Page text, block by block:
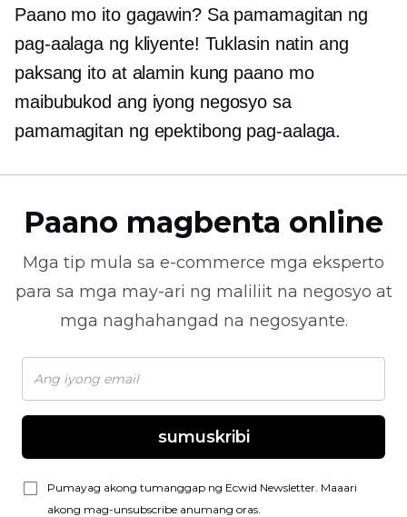
Paano mo ito gagawin? Sa pamamagitan ng
pag-aalaga ng kliyente! Tuklasin natin ang
paksang ito at alamin kung paano mo
maibubukod ang iyong negosyo sa
pamamagitan ng epektibong pag-aalaga.
Paano magbenta online
Mga tip mula sa e-commerce mga eksperto
para sa mga may-ari ng maliliit na negosyo at
mga naghahangad na negosyante.
sumuskribi
Pumayag akong tumanggap ng Ecwid Newsletter. Maaari
akong mag-unsubscribe anumang oras.